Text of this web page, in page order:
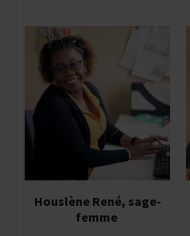
Houslène René, sage-
femme